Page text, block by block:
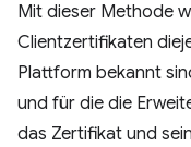
Mit dieser Methode
Clientzertifikaten
Plattform bekannt
und für die die
das Zertifikat und